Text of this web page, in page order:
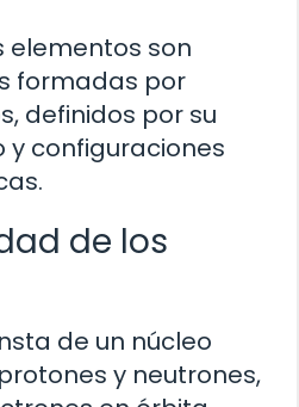
elementos son
formadas por
definidos por su
configuraciones
de los
de un núcleo
y neutrones,